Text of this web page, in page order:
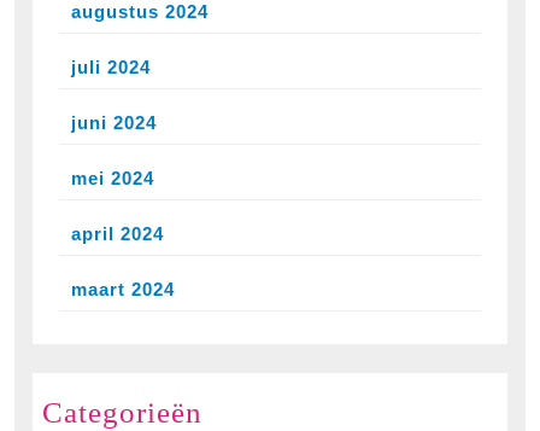
augustus 2024
juli 2024
juni 2024
mei 2024
april 2024
maart 2024
Categorieën